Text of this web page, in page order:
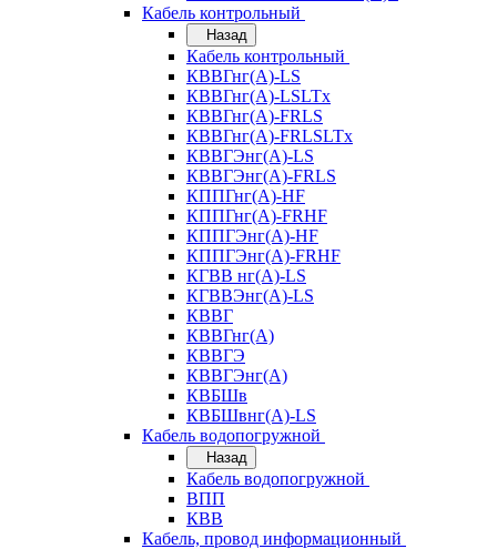
Кабель контрольный
Назад
Кабель контрольный
КВВГнг(А)-LS
КВВГнг(А)-LSLTx
КВВГнг(А)-FRLS
КВВГнг(А)-FRLSLTx
КВВГЭнг(А)-LS
КВВГЭнг(А)-FRLS
КППГнг(А)-HF
КППГнг(А)-FRHF
КППГЭнг(А)-HF
КППГЭнг(А)-FRHF
КГВВ нг(А)-LS
КГВВЭнг(А)-LS
КВВГ
КВВГнг(А)
КВВГЭ
КВВГЭнг(А)
КВБШв
КВБШвнг(А)-LS
Кабель водопогружной
Назад
Кабель водопогружной
ВПП
КВВ
Кабель, провод информационный